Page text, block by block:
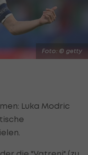
Foto: © getty
Luka Modric